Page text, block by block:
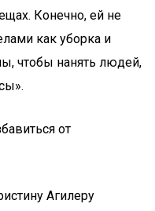
Конечно, ей не
как уборка и
чтобы нанять людей,
от
Агилеру